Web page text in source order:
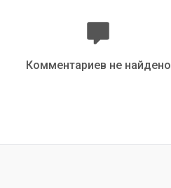
Комментариев не найдено